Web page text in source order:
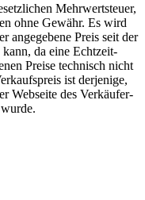
Mehrwertsteuer,
ohne Gewähr. Es wird
angegebene Preis seit der
da eine Echtzeit-
Preise technisch nicht
ist derjenige,
Webseite des Verkäufer-